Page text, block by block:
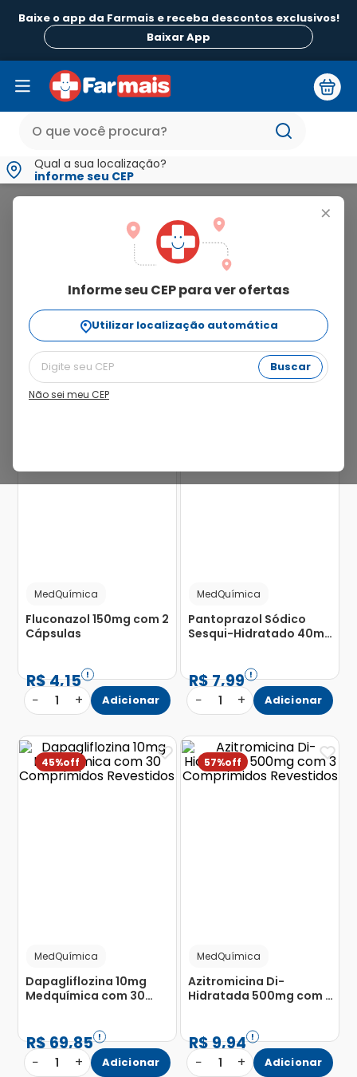
Baixe o app da Farmais e receba descontos exclusivos!
Baixar App
Qual a sua localização?
informe seu CEP
+
Informe seu CEP para ver ofertas
Utilizar localização automática
Buscar
Não sei meu CEP
medquímica
Ordenar Por
relevância
82%
MedQuímica
Fluconazol 150mg com 2
Cápsulas
R$4,15
− 1 + Adicionar
MedQuímica
Pantoprazol Sódico
Sesqui-Hidratado 40mg
R$7,99
− 1 + Adicionar
45%
MedQuímica
Dapagliflozina 10mg
Medquímica com 30
R$69,85
− 1 + Adicionar
57%
MedQuímica
Azitromicina Di-
Hidratada 500mg com 3
R$9,94
− 1 + Adicionar